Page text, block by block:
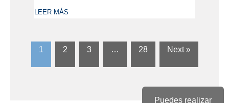
Puedes realizar
LEER MÁS
1 2 3 … 28 Next »